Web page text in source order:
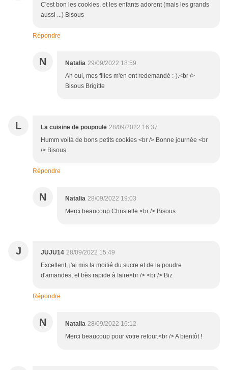
C'est bon les cookies, et les enfants adorent (mais les grands
aussi ...) Bisous
Répondre
N Natalia 29/09/2022 18:59
Ah oui, mes filles m'en ont redemandé :-).<br />
Bisous Brigitte
L La cuisine de poupoule 28/09/2022 16:37
Humm voilà de bons petits cookies <br /> Bonne journée <br
/> Bisous
Répondre
N Natalia 28/09/2022 19:03
Merci beaucoup Christelle.<br /> Bisous
J JUJU14 28/09/2022 15:49
Excellent, j'ai mis la moitié du sucre et de la poudre
d'amandes, et très rapide à faire<br /> <br /> Biz
Répondre
N Natalia 28/09/2022 16:12
Merci beaucoup pour votre retour.<br /> A bientôt !